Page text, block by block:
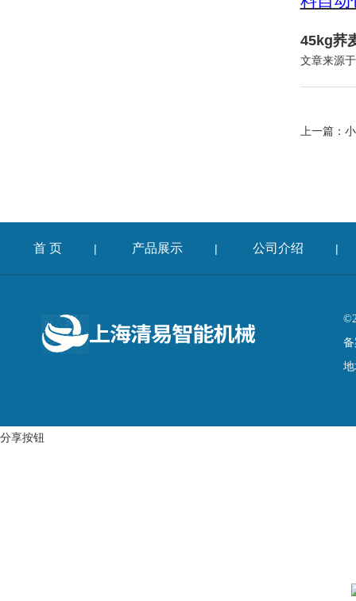
45kg荞
文章来源
上一篇：
首 页 | 产品展示 | 公司介绍 |
备
分享按钮